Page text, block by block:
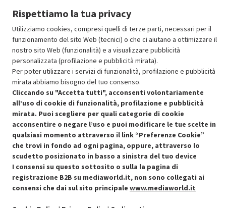
SCONTO RICONDIZIONATI
Approfitta dello sconto del 15% sul prodotto ricondizionato.
Condizioni generali di vendita
Cookie Policy
Preferenze cookie
Informativa privacy
Recedere dal contratto qui
Rispettiamo la tua privacy
Utilizziamo cookies, compresi quelli di terze parti, necessari per il
funzionamento del sito Web (tecnici) o che ci aiutano a ottimizzare il
nostro sito Web (funzionalità) e a visualizzare pubblicità
personalizzata (profilazione e pubblicità mirata).
Per poter utilizzare i servizi di funzionalità, profilazione e pubblicità
mirata abbiamo bisogno del tuo consenso.
Cliccando su "Accetta tutti", acconsenti volontariamente
all’uso di cookie di funzionalità, profilazione e pubblicità
mirata. Puoi scegliere per quali categorie di cookie
acconsentire o negare l’uso e puoi modificare le tue scelte in
qualsiasi momento attraverso il link “Preferenze Cookie”
che trovi in fondo ad ogni pagina, oppure, attraverso lo
scudetto posizionato in basso a sinistra del tuo device
I consensi su questo sottosito o sulla la pagina di
registrazione B2B su mediaworld.it, non sono collegati ai
consensi che dai sul sito principale www.mediaworld.it